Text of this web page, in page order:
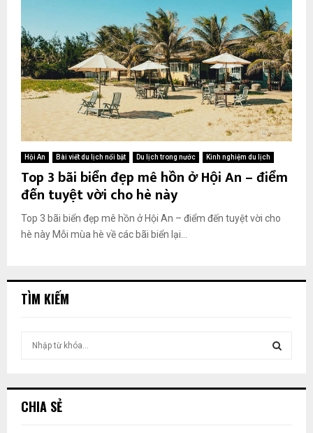
Hội An Bài viết du lịch nổi bật Du lịch trong nước Kinh nghiệm du lịch
Top 3 bãi biển đẹp mê hồn ở Hội An – điểm
đến tuyệt vời cho hè này
Top 3 bãi biển đẹp mê hồn ở Hội An – điểm đến tuyệt vời cho
hè này Mỗi mùa hè về các bãi biển lại...
TÌM KIẾM
ế
CHIA SẺ